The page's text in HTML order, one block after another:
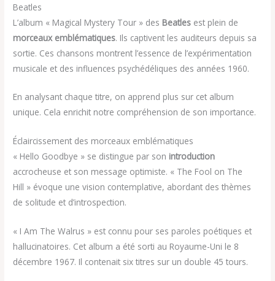
Beatles
L’album « Magical Mystery Tour » des Beatles est plein de
morceaux emblématiques. Ils captivent les auditeurs depuis sa
sortie. Ces chansons montrent l’essence de l’expérimentation
musicale et des influences psychédéliques des années 1960.
En analysant chaque titre, on apprend plus sur cet album
unique. Cela enrichit notre compréhension de son importance.
Éclaircissement des morceaux emblématiques
« Hello Goodbye » se distingue par son introduction
accrocheuse et son message optimiste. « The Fool on The
Hill » évoque une vision contemplative, abordant des thèmes
de solitude et d’introspection.
« I Am The Walrus » est connu pour ses paroles poétiques et
hallucinatoires. Cet album a été sorti au Royaume-Uni le 8
décembre 1967. Il contenait six titres sur un double 45 tours.